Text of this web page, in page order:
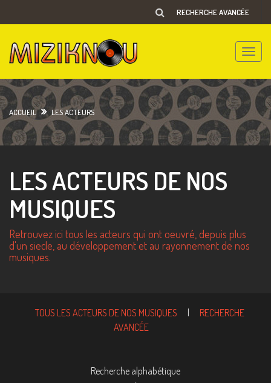
RECHERCHE AVANCÉE
Toggle
ACCUEIL LES ACTEURS
LES ACTEURS DE NOS
MUSIQUES
Retrouvez ici tous les acteurs qui ont oeuvré, depuis plus
d'un siecle, au développement et au rayonnement de nos
musiques.
TOUS LES ACTEURS DE NOS MUSIQUES
RECHERCHE
AVANCÉE
Recherche alphabétique